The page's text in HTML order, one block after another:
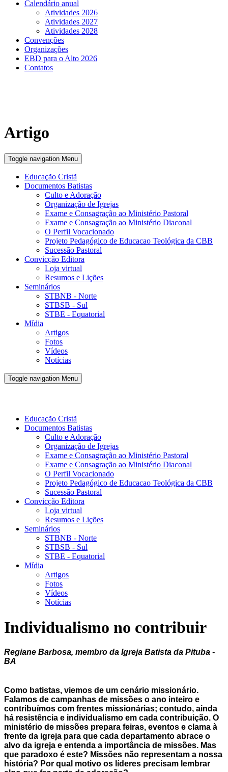
Calendário anual
Atividades 2026
Atividades 2027
Atividades 2028
Convenções
Organizações
EBD para o Alto 2026
Contatos
Artigo
Toggle navigation Menu
Educação Cristã
Documentos Batistas
Culto e Adoração
Organização de Igrejas
Exame e Consagração ao Ministério Pastoral
Exame e Consagração ao Ministério Diaconal
O Perfil Vocacionado
Projeto Pedagógico de Educacao Teológica da CBB
Sucessão Pastoral
Convicção Editora
Loja virtual
Resumos e Lições
Seminários
STBNB - Norte
STBSB - Sul
STBE - Equatorial
Mídia
Artigos
Fotos
Vídeos
Notícias
Toggle navigation Menu
Educação Cristã
Documentos Batistas
Culto e Adoração
Organização de Igrejas
Exame e Consagração ao Ministério Pastoral
Exame e Consagração ao Ministério Diaconal
O Perfil Vocacionado
Projeto Pedagógico de Educacao Teológica da CBB
Sucessão Pastoral
Convicção Editora
Loja virtual
Resumos e Lições
Seminários
STBNB - Norte
STBSB - Sul
STBE - Equatorial
Mídia
Artigos
Fotos
Vídeos
Notícias
Individualismo no contribuir
Regiane Barbosa, membro da Igreja Batista da Pituba -
BA
Como batistas, viemos de um cenário missionário.
Falamos de campanhas de missões o ano inteiro e
contribuímos com frentes missionárias; contudo, ainda
há resistência e individualismo em cada contribuição. O
ministério de missões prepara feiras, eventos e clama à
frente da igreja para que cada departamento abrace o
alvo da igreja e entenda a importância de missões. Mas
que paradoxo é este? Missões não representam a nossa
história? Por qual motivo os líderes precisam lembrar